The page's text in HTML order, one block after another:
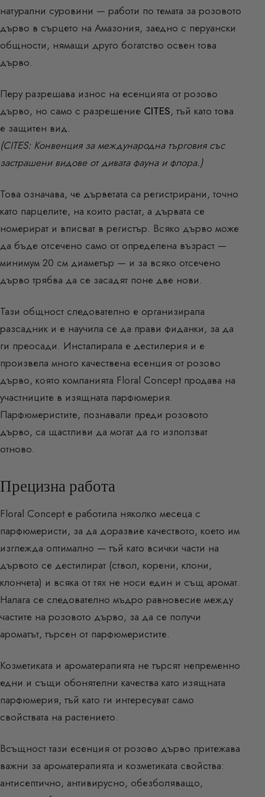
натурални суровини — работи по темата за розовото
дърво в сърцето на Амазония, заедно с перуански
общности, нямащи друго богатство освен това
дърво.
Перу разрешава износ на есенцията от розово
дърво, но само с разрешение CITES, тъй като това
е защитен вид.
(CITES: Конвенция за международна търговия със
застрашени видове от дивата фауна и флора.)
Това означава, че дърветата са регистрирани, точно
като парцелите, на които растат, а дървата се
номерират и вписват в регистър. Всяко дърво може
да бъде отсечено само от определена възраст —
минимум 20 см диаметър — и за всяко отсечено
дърво трябва да се засадят поне две нови.
Тази общност следователно е организирала
разсадник и е научила се да прави фиданки, за да
ги преосади. Инсталирала е дестилерия и е
произвела много качествена есенция от розово
дърво, която компанията Floral Concept продава на
участниците в изящната парфюмерия.
Парфюмеристите, познавали преди розовото
дърво, са щастливи да могат да го използват
отново.
Прецизна работа
Floral Concept е работила няколко месеца с
парфюмеристи, за да доразвие качеството, което им
изглежда оптимално — тъй като всички части на
дървото се дестилират (ствол, корени, клони,
клончета) и всяка от тях не носи един и същ аромат.
Налага се следователно мъдро равновесие между
частите на розовото дърво, за да се получи
ароматът, търсен от парфюмеристите.
Козметиката и ароматерапията не търсят непременно
едни и същи обонятелни качества като изящната
парфюмерия, тъй като ги интересуват само
свойствата на растението.
Всъщност тази есенция от розово дърво притежава
важни за ароматерапията и козметиката свойства:
антисептично, антивирусно, обезболяващо,